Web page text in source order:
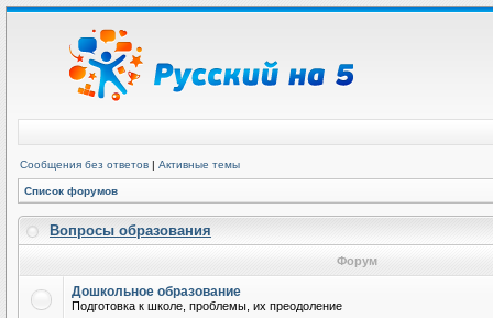
Сообщения без ответов | Активные темы
Список форумов
Вопросы образования
Форум
Дошкольное образование
Подготовка к школе, проблемы, их преодоление